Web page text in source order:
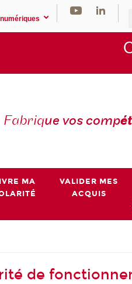
Fabrique vos comp
MA
VALIDER MES
ACQUIS
de